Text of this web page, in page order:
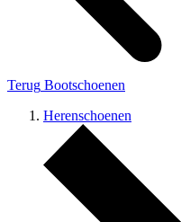
Terug Bootschoenen
Herenschoenen